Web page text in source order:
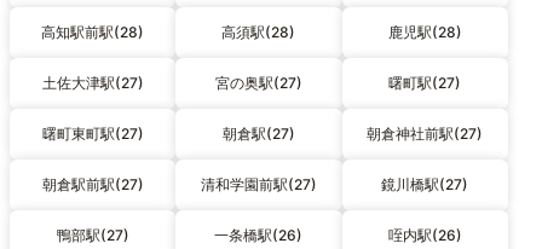
高知駅前駅(28) 高須駅(28) 鹿児駅(28)
土佐大津駅(27) 宮の奥駅(27) 曙町駅(27)
曙町東町駅(27) 朝倉駅(27) 朝倉神社前駅(27)
朝倉駅前駅(27) 清和学園前駅(27) 鏡川橋駅(27)
鴨部駅(27) 一条橋駅(26) 咥内駅(26)